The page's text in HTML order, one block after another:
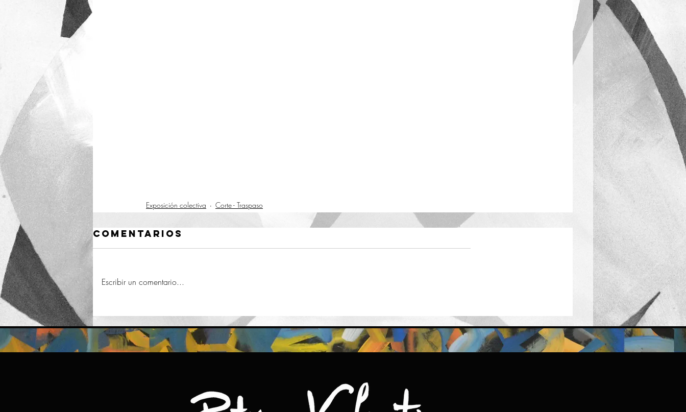
Exposición colectiva Corte - Traspaso
Comentarios
Escribir un comentario...